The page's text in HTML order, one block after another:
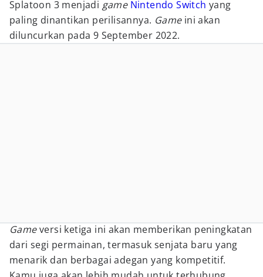
Splatoon 3 menjadi game Nintendo Switch yang
paling dinantikan perilisannya. Game ini akan
diluncurkan pada 9 September 2022.
Gameversi ketiga ini akan memberikan peningkatan
dari segi permainan, termasuk senjata baru yang
menarik dan berbagai adegan yang kompetitif.